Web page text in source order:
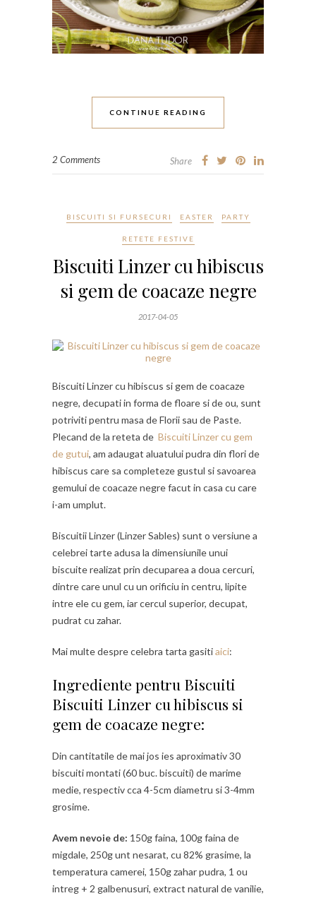
CONTINUE READING
2 Comments Share
BISCUITI SI FURSECURI EASTER PARTY
RETETE FESTIVE
Biscuiti Linzer cu hibiscus
si gem de coacaze negre
2017-04-05
Biscuiti Linzer cu hibiscus si gem de coacaze
negre, decupati in forma de floare si de ou, sunt
potriviti pentru masa de Florii sau de Paste.
Plecand de la reteta de Biscuiti Linzer cu gem
de gutui, am adaugat aluatului pudra din flori de
hibiscus care sa completeze gustul si savoarea
gemului de coacaze negre facut in casa cu care
i-am umplut.
Biscuitii Linzer (Linzer Sables) sunt o versiune a
celebrei tarte adusa la dimensiunile unui
biscuite realizat prin decuparea a doua cercuri,
dintre care unul cu un orificiu in centru, lipite
intre ele cu gem, iar cercul superior, decupat,
pudrat cu zahar.
Mai multe despre celebra tarta gasitiaici:
Ingrediente pentru Biscuiti
Biscuiti Linzer cu hibiscus si
gem de coacaze negre:
Din cantitatile de mai jos ies aproximativ 30
biscuiti montati (60 buc. biscuiti) de marime
medie, respectiv cca 4-5cm diametru si 3-4mm
grosime.
Avem nevoie de: 150g faina, 100g faina de
migdale, 250g unt nesarat, cu 82% grasime, la
temperatura camerei, 150g zahar pudra, 1 ou
intreg + 2 galbenusuri, extract natural de vanilie,